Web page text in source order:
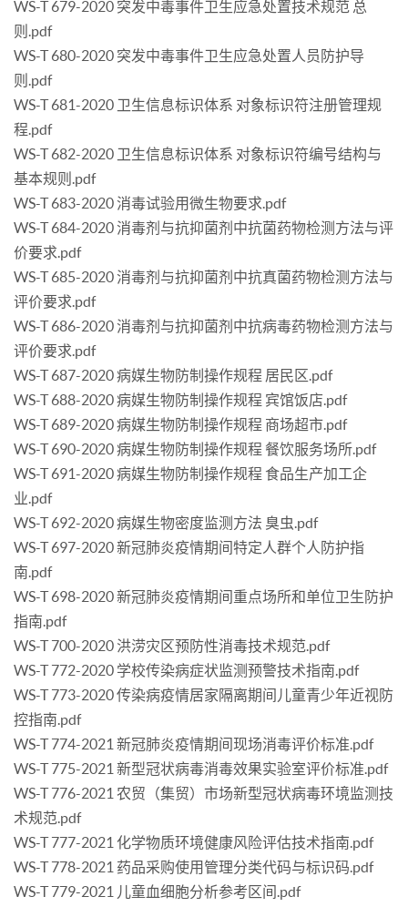
WS-T 679-2020 突发中毒事件卫生应急处置技术规范 总
则.pdf
WS-T 680-2020 突发中毒事件卫生应急处置人员防护导
则.pdf
WS-T 681-2020 卫生信息标识体系 对象标识符注册管理规
程.pdf
WS-T 682-2020 卫生信息标识体系 对象标识符编号结构与
基本规则.pdf
WS-T 683-2020 消毒试验用微生物要求.pdf
WS-T 684-2020 消毒剂与抗抑菌剂中抗菌药物检测方法与评
价要求.pdf
WS-T 685-2020 消毒剂与抗抑菌剂中抗真菌药物检测方法与
评价要求.pdf
WS-T 686-2020 消毒剂与抗抑菌剂中抗病毒药物检测方法与
评价要求.pdf
WS-T 687-2020 病媒生物防制操作规程 居民区.pdf
WS-T 688-2020 病媒生物防制操作规程 宾馆饭店.pdf
WS-T 689-2020 病媒生物防制操作规程 商场超市.pdf
WS-T 690-2020 病媒生物防制操作规程 餐饮服务场所.pdf
WS-T 691-2020 病媒生物防制操作规程 食品生产加工企
业.pdf
WS-T 692-2020 病媒生物密度监测方法 臭虫.pdf
WS-T 697-2020 新冠肺炎疫情期间特定人群个人防护指
南.pdf
WS-T 698-2020 新冠肺炎疫情期间重点场所和单位卫生防护
指南.pdf
WS-T 700-2020 洪涝灾区预防性消毒技术规范.pdf
WS-T 772-2020 学校传染病症状监测预警技术指南.pdf
WS-T 773-2020 传染病疫情居家隔离期间儿童青少年近视防
控指南.pdf
WS-T 774-2021 新冠肺炎疫情期间现场消毒评价标准.pdf
WS-T 775-2021 新型冠状病毒消毒效果实验室评价标准.pdf
WS-T 776-2021 农贸（集贸）市场新型冠状病毒环境监测技
术规范.pdf
WS-T 777-2021 化学物质环境健康风险评估技术指南.pdf
WS-T 778-2021 药品采购使用管理分类代码与标识码.pdf
WS-T 779-2021 儿童血细胞分析参考区间.pdf